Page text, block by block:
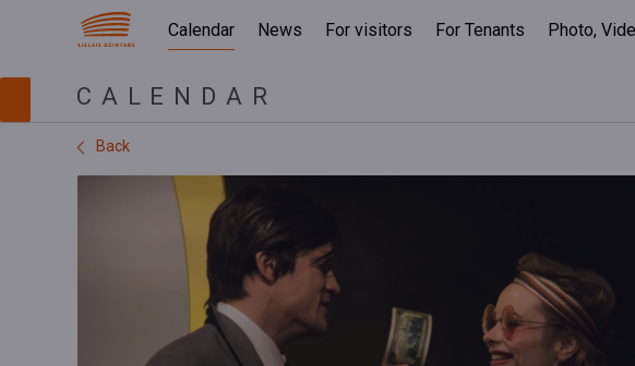
Calendar News For visitors For Tenants Photo,
CALENDAR
Back